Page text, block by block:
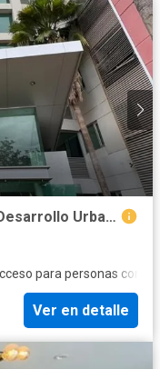
Departamento en renta o venta Desarrollo Urbano Tres ríos.
para personas con
Ver en detalle